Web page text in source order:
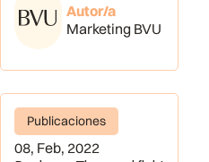
Autor/a
Marketing BVU
Publicaciones
08, Feb, 2022